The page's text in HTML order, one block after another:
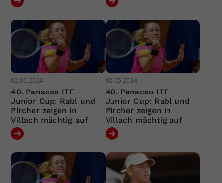
02.05.2024
40. Panaceo ITF
Junior Cup: Rabl und
Pircher zeigen in
Villach mächtig auf
02.05.2024
40. Panaceo ITF
Junior Cup: Rabl und
Pircher zeigen in
Villach mächtig auf